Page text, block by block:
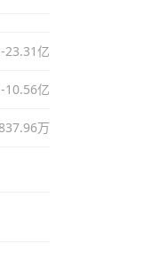
-23.31亿
-10.56亿
万